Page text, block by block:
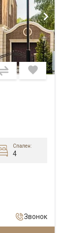
Спален:
4
Звонок